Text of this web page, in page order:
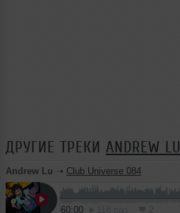
ДРУГИЕ ТРЕКИ ANDREW LU
Andrew Lu ➝ Club Universe 084
60:00